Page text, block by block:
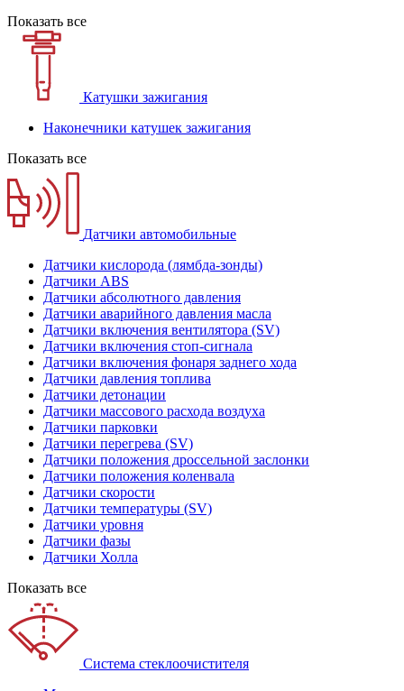
Показать все
Катушки зажигания
Наконечники катушек зажигания
Показать все
Датчики автомобильные
Датчики кислорода (лямбда-зонды)
Датчики ABS
Датчики абсолютного давления
Датчики аварийного давления масла
Датчики включения вентилятора (SV)
Датчики включения стоп-сигнала
Датчики включения фонаря заднего хода
Датчики давления топлива
Датчики детонации
Датчики массового расхода воздуха
Датчики парковки
Датчики перегрева (SV)
Датчики положения дроссельной заслонки
Датчики положения коленвала
Датчики скорости
Датчики температуры (SV)
Датчики уровня
Датчики фазы
Датчики Холла
Показать все
Система стеклоочистителя